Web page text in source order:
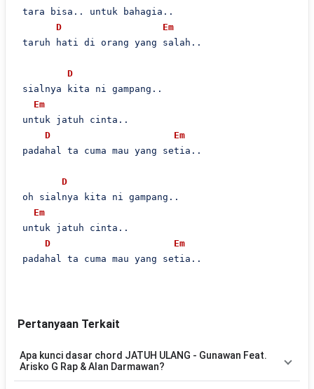
tara bisa.. untuk bahagia..
D
Em
taruh hati di orang yang salah..
D
sialnya kita ni gampang..
Em
untuk jatuh cinta..
D
Em
padahal ta cuma mau yang setia..
D
oh sialnya kita ni gampang..
Em
untuk jatuh cinta..
D
Em
padahal ta cuma mau yang setia..
Pertanyaan Terkait
Apa kunci dasar chord JATUH ULANG - Gunawan Feat.
Arisko G Rap & Alan Darmawan?